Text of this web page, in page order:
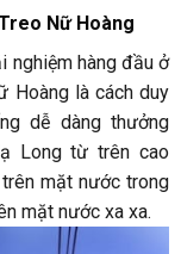
Nữ Hoàng
nghiệm hàng đầu ở
Hoàng là cách duy
dễ dàng thưởng
Long từ trên cao
mặt nước trong
mặt nước xa xa.